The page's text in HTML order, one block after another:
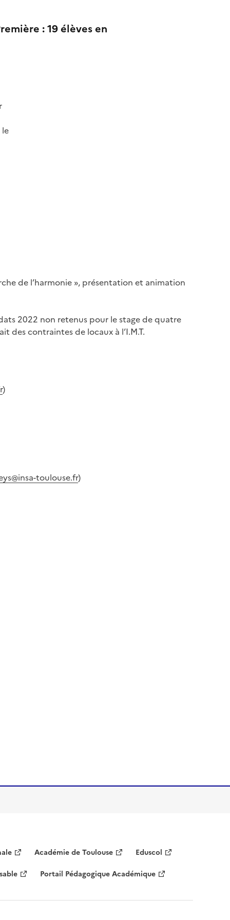
: 19 élèves en
de l’harmonie », présentation et animation
2022 non retenus pour le stage de quatre
des contraintes de locaux à l’I.M.T.
)
toulouse.fr)
Académie de Toulouse
Eduscol
Portail Pédagogique Académique